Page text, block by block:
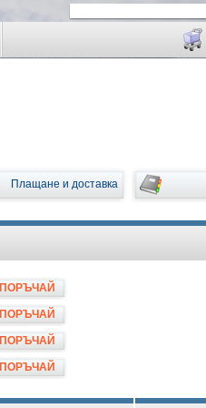
Плащане и доставка
ПОРЪЧАЙ
ПОРЪЧАЙ
ПОРЪЧАЙ
ПОРЪЧАЙ